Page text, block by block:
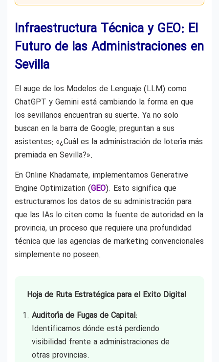
Infraestructura Técnica y GEO: El
Futuro de las Administraciones en
Sevilla
El auge de los Modelos de Lenguaje (LLM) como
ChatGPT y Gemini está cambiando la forma en que
los sevillanos encuentran su suerte. Ya no solo
buscan en la barra de Google; preguntan a sus
asistentes: «¿Cuál es la administración de lotería más
premiada en Sevilla?».
En Online Khadamate, implementamos Generative
Engine Optimization (GEO). Esto significa que
estructuramos los datos de su administración para
que las IAs lo citen como la fuente de autoridad en la
provincia, un proceso que requiere una profundidad
técnica que las agencias de marketing convencionales
simplemente no poseen.
Hoja de Ruta Estratégica para el Éxito Digital
Auditoría de Fugas de Capital:
Identificamos dónde está perdiendo
visibilidad frente a administraciones de
otras provincias.